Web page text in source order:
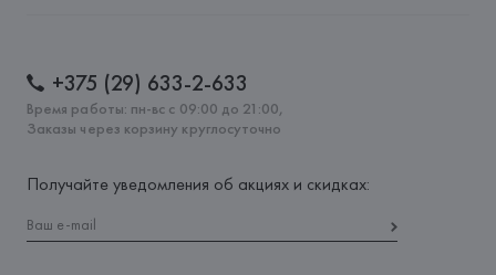
+375 (29) 633-2-633
Время работы: пн-вс с 09:00 до 21:00,
Заказы через корзину круглосуточно
Получайте уведомления об акциях и скидках: